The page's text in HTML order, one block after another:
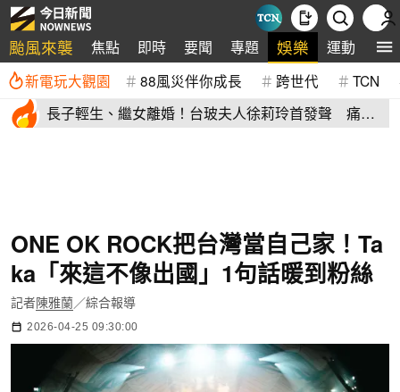
颱風來襲 焦點 即時 要聞 專題 娛樂 運動 全
新電玩大觀園 88風災伴你成長 跨世代 TCN
長子輕生、繼女離婚！台玻夫人徐莉玲首發聲 痛揭
ONE OK ROCK把台灣當自己家！Ta
ka「來這不像出國」1句話暖到粉絲
記者陳雅蘭／綜合報導
2026-04-25 09:30:00